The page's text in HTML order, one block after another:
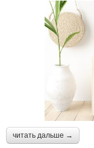
читать дальше →